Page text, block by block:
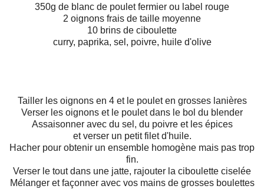
350g de blanc de poulet fermier ou label rouge
2 oignons frais de taille moyenne
10 brins de ciboulette
curry, paprika, sel, poivre, huile d'olive
Tailler les oignons en 4 et le poulet en grosses lanières
Verser les oignons et le poulet dans le bol du blender
Assaisonner avec du sel, du poivre et les épices
et verser un petit filet d'huile.
Hacher pour obtenir un ensemble homogène mais pas trop
fin.
Verser le tout dans une jatte, rajouter la ciboulette ciselée
Mélanger et façonner avec vos mains de grosses boulettes